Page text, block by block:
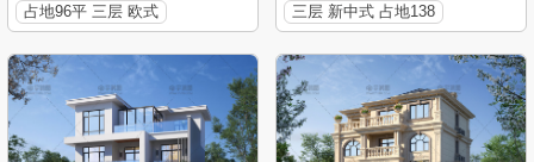
占地96平 三层 欧式
三层 新中式 占地138